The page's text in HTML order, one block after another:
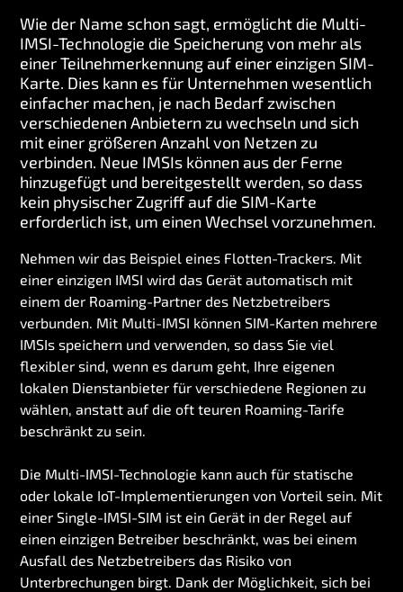
Wie der Name schon sagt, ermöglicht die Multi-
IMSI-Technologie die Speicherung von mehr als
einer Teilnehmerkennung auf einer einzigen SIM-
Karte. Dies kann es für Unternehmen wesentlich
einfacher machen, je nach Bedarf zwischen
verschiedenen Anbietern zu wechseln und sich
mit einer größeren Anzahl von Netzen zu
verbinden. Neue IMSIs können aus der Ferne
hinzugefügt und bereitgestellt werden, so dass
kein physischer Zugriff auf die SIM-Karte
erforderlich ist, um einen Wechsel vorzunehmen.
Nehmen wir das Beispiel eines Flotten-Trackers. Mit
einer einzigen IMSI wird das Gerät automatisch mit
einem der Roaming-Partner des Netzbetreibers
verbunden. Mit Multi-IMSI können SIM-Karten mehrere
IMSIs speichern und verwenden, so dass Sie viel
flexibler sind, wenn es darum geht, Ihre eigenen
lokalen Dienstanbieter für verschiedene Regionen zu
wählen, anstatt auf die oft teuren Roaming-Tarife
beschränkt zu sein.
Die Multi-IMSI-Technologie kann auch für statische
oder lokale IoT-Implementierungen von Vorteil sein. Mit
einer Single-IMSI-SIM ist ein Gerät in der Regel auf
einen einzigen Betreiber beschränkt, was bei einem
Ausfall des Netzbetreibers das Risiko von
Unterbrechungen birgt. Dank der Möglichkeit, sich bei